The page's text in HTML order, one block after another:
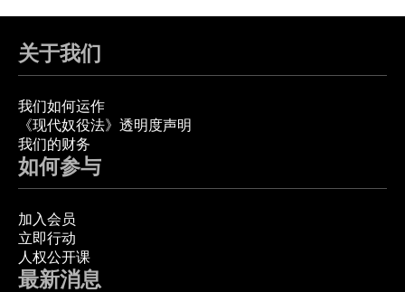
关于我们
我们如何运作
《现代奴役法》透明度声明
我们的财务
如何参与
加入会员
立即行动
人权公开课
最新消息